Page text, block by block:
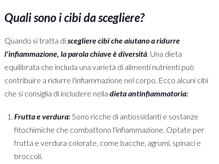
Quali sono i cibi da scegliere?
Quando si tratta discegliere cibi che aiutano a ridurre
l'infiammazione, la parola chiave è diversità. Una dieta
equilibrata che includa una varietà di alimenti nutrienti può
contribuire a ridurre l'infiammazione nel corpo. Ecco alcuni cibi
che si consiglia di includere nella dieta antinfiammatoria:
Frutta e verdura:Sono ricche di antiossidanti e sostanze
fitochimiche che combattono l'infiammazione. Optate per
frutta e verdura colorate, come bacche, agrumi, spinaci e
broccoli.